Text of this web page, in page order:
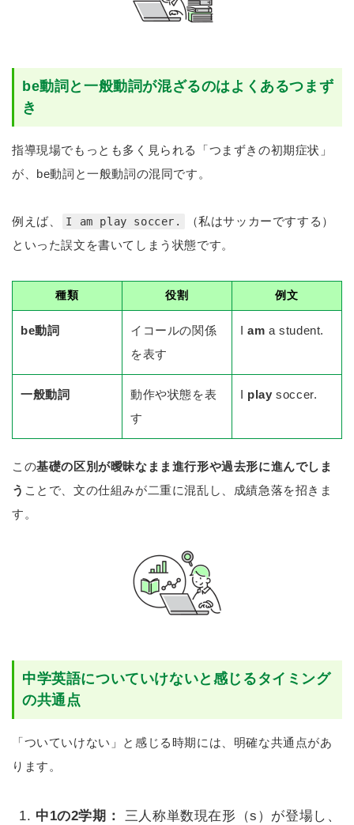
be動詞と一般動詞が混ざるのはよくあるつまず
き
指導現場でもっとも多く見られる「つまずきの初期症状」
が、be動詞と一般動詞の混同です。
例えば、 I am play soccer.
（私はサッカーですする）
といった誤文を書いてしまう状態です。
種類 役割 例文
be動詞
イコールの関係
を表す
Iam a student.
一般動詞
動作や状態を表
す
I play soccer.
この基礎の区別が曖昧なまま進行形や過去形に進んでしま
う ことで、文の仕組みが二重に混乱し、成績急落を招きま
す。
中学英語についていけないと感じるタイミング
の共通点
「ついていけない」と感じる時期には、明確な共通点があ
ります。
中1の2学期：
三人称単数現在形（s）が登場し、